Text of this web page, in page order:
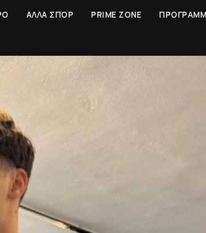
ΑΛΛΑ ΣΠΟΡ PRIME ZONE